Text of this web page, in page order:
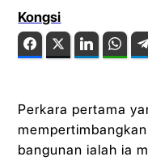
Kongsi
FacebookTwitter LinkedIn
Perkara pertama
bangunan ialah ia